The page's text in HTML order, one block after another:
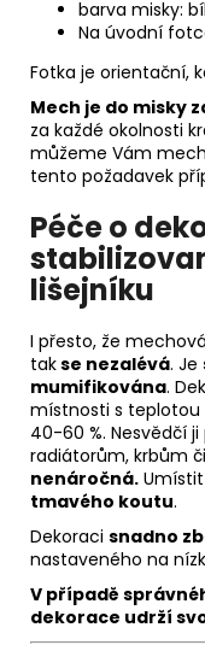
barva misky:
Na úvodní
Fotka je orientační,
Mech je do misky
za každé okolnosti
můžeme Vám
tento požadavek
Péče o
lišejníku
I přesto, že
takse nezalévá. Je
mumifikována.
místnosti s teplotou
40-60 %. Nesvědčí
radiátorům, krbům
nenáročná.
tmavého koutu.
Dekoraci snadno
nastaveného na
V případě
dekorace udrží